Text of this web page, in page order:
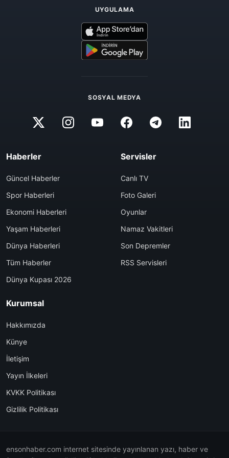
UYGULAMA
SOSYAL MEDYA
Haberler
Güncel Haberler
Spor Haberleri
Ekonomi Haberleri
Yaşam Haberleri
Dünya Haberleri
Tüm Haberler
Dünya Kupası 2026
Servisler
Canlı TV
Foto Galeri
Oyunlar
Namaz Vakitleri
Son Depremler
RSS Servisleri
Kurumsal
Hakkımızda
Künye
İletişim
Yayın İlkeleri
KVKK Politikası
Gizlilik Politikası
ensonhaber.com internet sitesinde yayınlanan yazı, haber ve